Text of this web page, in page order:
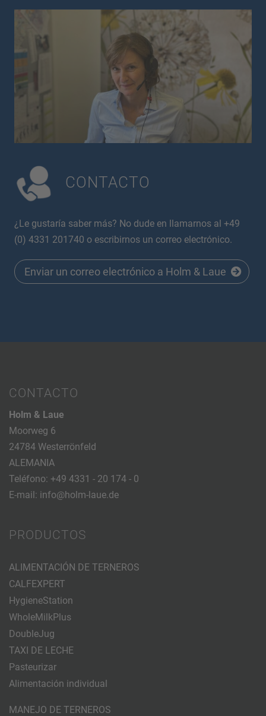
CONTACTO
¿Le gustaría saber más? No dude en llamarnos al +49
(0) 4331 201740 o escribirnos un correo electrónico.
Enviar un correo electrónico a Holm & Laue
CONTACTO
Holm & Laue
Moorweg 6
24784 Westerrönfeld
ALEMANIA
Teléfono: +49 4331 - 20 174 - 0
E-mail: info@holm-laue.de
PRODUCTOS
ALIMENTACIÓN DE TERNEROS
CALFEXPERT
HygieneStation
WholeMilkPlus
DoubleJug
TAXI DE LECHE
Pasteurizar
Alimentación individual
MANEJO DE TERNEROS